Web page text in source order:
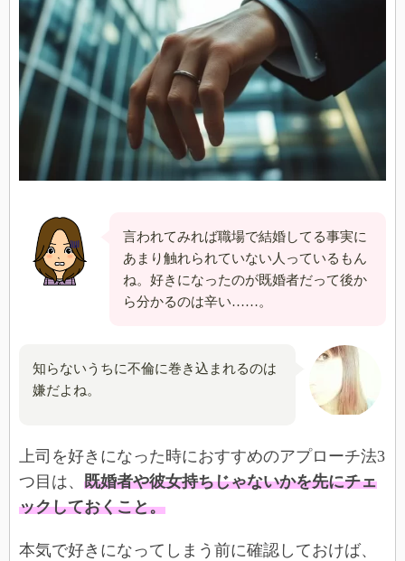
言われてみれば職場で結婚してる事実に
あまり触れられていない人っているもん
ね。好きになったのが既婚者だって後か
ら分かるのは辛い……。
知らないうちに不倫に巻き込まれるのは
嫌だよね。
上司を好きになった時におすすめのアプローチ法3
つ目は、 既婚者や彼女持ちじゃないかを先にチェ
ックしておくこと。
本気で好きになってしまう前に確認しておけば、